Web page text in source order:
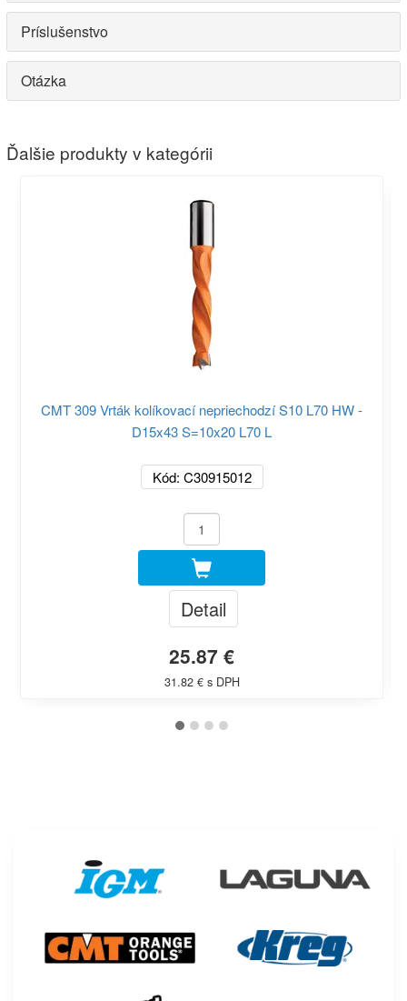
Príslušenstvo
Otázka
Ďalšie produkty v kategórii
CMT 309 Vrták kolíkovací nepriechodzí S10 L70 HW -
D15x43 S=10x20 L70 L
Kód: C30915012
Detail
25.87 €
31.82 € s DPH